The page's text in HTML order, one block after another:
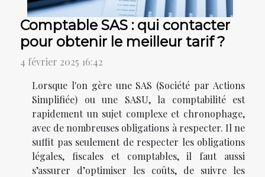
Comptable SAS : qui contacter
pour obtenir le meilleur tarif ?
4 février 2025 16:42
Lorsque l'on gère une SAS (Société par Actions
Simplifiée) ou une SASU, la comptabilité est
rapidement un sujet complexe et chronophage,
avec de nombreuses obligations à respecter. Il ne
suffit pas seulement de respecter les obligations
légales, fiscales et comptables, il faut aussi
s’assurer d’optimiser les coûts, de suivre les